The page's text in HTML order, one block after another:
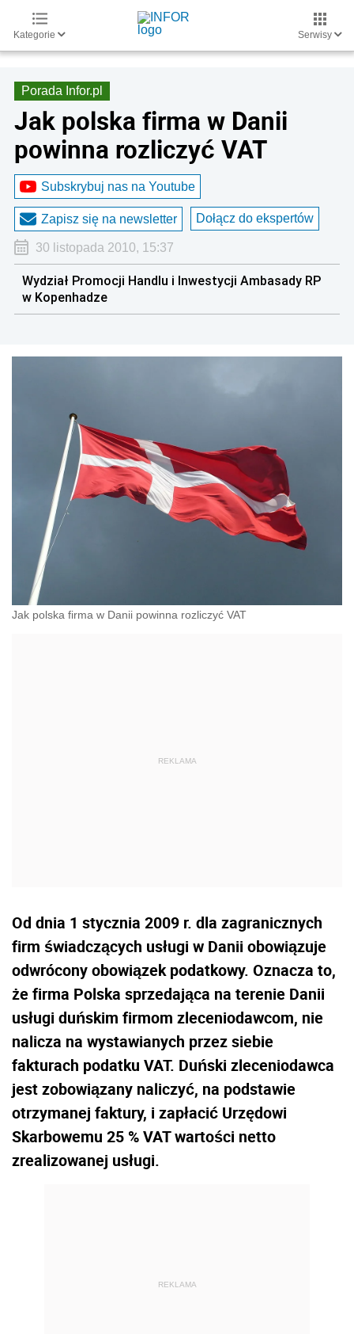
Kategorie Serwisy
Porada Infor.pl
Jak polska firma w Danii
powinna rozliczyć VAT
Subskrybuj nas na Youtube
Zapisz się na newsletter Dołącz do ekspertów
30 listopada 2010, 15:37
Wydział Promocji Handlu i Inwestycji Ambasady RP
w Kopenhadze
Jak polska firma w Danii powinna rozliczyć VAT
Od dnia 1 stycznia 2009 r. dla zagranicznych
firm świadczących usługi w Danii obowiązuje
odwrócony obowiązek podatkowy. Oznacza to,
że firma Polska sprzedająca na terenie Danii
usługi duńskim firmom zleceniodawcom, nie
nalicza na wystawianych przez siebie
fakturach podatku VAT. Duński zleceniodawca
jest zobowiązany naliczyć, na podstawie
otrzymanej faktury, i zapłacić Urzędowi
Skarbowemu 25 % VAT wartości netto
zrealizowanej usługi.
REKLAMA